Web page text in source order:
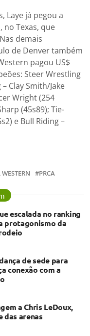
Laye já pegou a
no Texas, que
demais
de Denver também
pagou US$
Steer Wrestling
Clay Smith/Jake
Wright (254
(45s89); Tie-
e Bull Riding –
PRCA
escalada no ranking
protagonismo da
de sede para
conexão com a
a Chris LeDoux,
das arenas